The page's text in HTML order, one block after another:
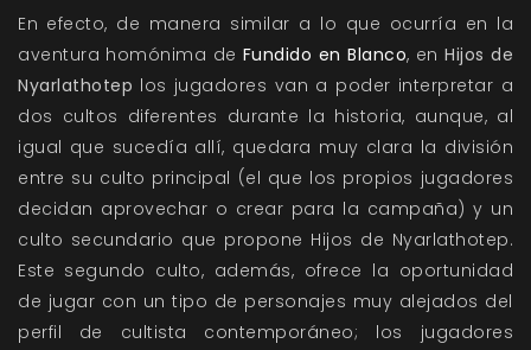
En efecto, de manera similar a lo que ocurría en la
aventura homónima de Fundido en Blanco, enHijos de
Nyarlathotep los jugadores van a poder interpretar a
dos cultos diferentes durante la historia, aunque, al
igual que sucedía allí, quedara muy clara la división
entre su culto principal (el que los propios jugadores
decidan aprovechar o crear para la campaña) y un
culto secundario que propone Hijos de Nyarlathotep.
Este segundo culto, además, ofrece la oportunidad
de jugar con un tipo de personajes muy alejados del
perfil de cultista contemporáneo; los jugadores